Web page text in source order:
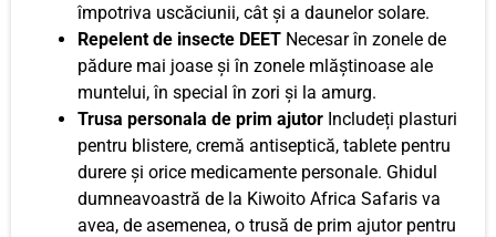
împotriva uscăciunii, cât și a daunelor solare.
Repelent de insecte DEET Necesar în zonele de
pădure mai joase și în zonele mlăștinoase ale
muntelui, în special în zori și la amurg.
Trusa personala de prim ajutor Includeți plasturi
pentru blistere, cremă antiseptică, tablete pentru
durere și orice medicamente personale. Ghidul
dumneavoastră de la Kiwoito Africa Safaris va
avea, de asemenea, o trusă de prim ajutor pentru